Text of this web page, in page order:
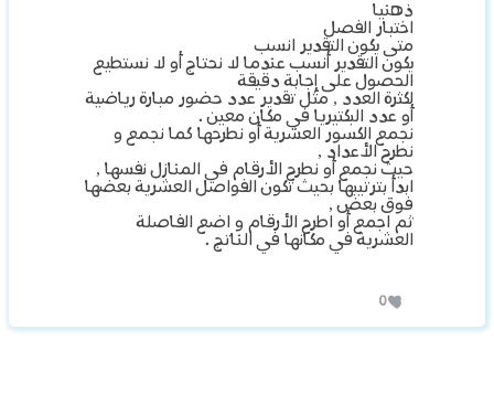
ذهنيا
اختبار الفصل
متى يكون التقدير انسب
يكون التقدير أنسب عندما لا نحتاج أو لا نستطيع
الحصول على إجابة دقيقة
لكثرة العدد , مثل تقدير عدد حضور مبارة رياضية
أو عدد البكتيريا في مكان معين .
نجمع الكسور العشرية أو نطرحها كما نجمع و
نطرح الأعداد ,
حيث نجمع أو نطرح الأرقام في المنازل نفسها ,
ابدأ بترتيبها بحيث تكون الفواصل العشرية بعضها
فوق بعض ,
ثم اجمع أو اطرح الأرقام و اضع الفاصلة
العشرية في مكانها في الناتج .
0